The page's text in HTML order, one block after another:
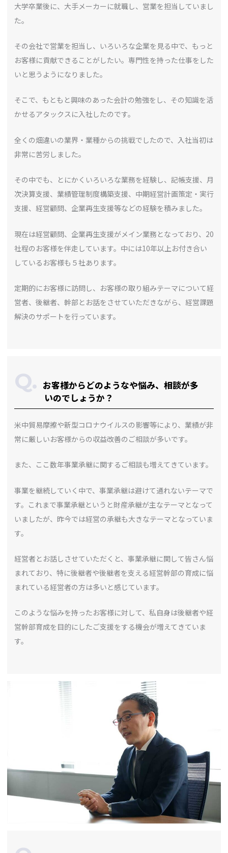
大学卒業後に、大手メーカーに就職し、営業を担当していまし
た。
その会社で営業を担当し、いろいろな企業を見る中で、もっと
お客様に貢献できることがしたい。専門性を持った仕事をした
いと思うようになりました。
そこで、もともと興味のあった会計の勉強をし、その知識を活
かせるアタックスに入社したのです。
全くの畑違いの業界・業種からの挑戦でしたので、入社当初は
非常に苦労しました。
その中でも、とにかくいろいろな業務を経験し、記帳支援、月
次決算支援、業績管理制度構築支援、中期経営計画策定・実行
支援、経営顧問、企業再生支援等などの経験を積みました。
現在は経営顧問、企業再生支援がメイン業務となっており、20
社程のお客様を伴走しています。中には10年以上お付き合い
しているお客様も５社あります。
定期的にお客様に訪問し、お客様の取り組みテーマについて経
営者、後継者、幹部とお話をさせていただきながら、経営課題
解決のサポートを行っています。
お客様からどのようなや悩み、相談が多
いのでしょうか？
米中貿易摩擦や新型コロナウイルスの影響等により、業績が非
常に厳しいお客様からの収益改善のご相談が多いです。
また、ここ数年事業承継に関するご相談も増えてきています。
事業を継続していく中で、事業承継は避けて通れないテーマで
す。これまで事業承継というと財産承継が主なテーマとなって
いましたが、昨今では経営の承継も大きなテーマとなっていま
す。
経営者とお話しさせていただくと、事業承継に関して皆さん悩
まれており、特に後継者や後継者を支える経営幹部の育成に悩
まれている経営者の方は多いと感じています。
このような悩みを持ったお客様に対して、私自身は後継者や経
営幹部育成を目的にしたご支援をする機会が増えてきていま
す。